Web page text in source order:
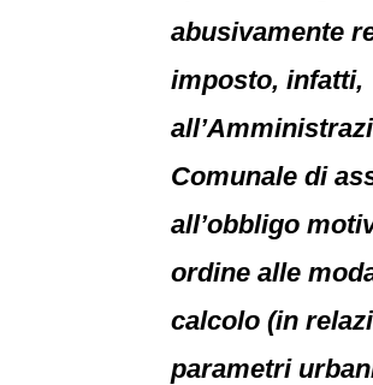
abusivamente
imposto, infatti,
Comunale di
all’obbligo
ordine alle
calcolo (in
parametri